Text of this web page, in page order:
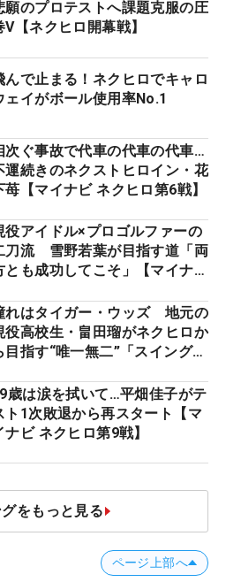
願のプロテストへ課題克服の圧
V【ネクヒロ開幕戦】
んで止まる！ネクヒロでキャロ
ェイがボール使用率No.1
次ぐ事故で代車の代車の代車…
運続きのネクストヒロイン・花
苺【マイナビ ネクヒロ第6戦】
役アイドル×プロゴルファーの
刀流 雪野若葉が目指す道「両
とも成功してこそ」【マイナビ
れはタイガー・ウッズ 地元の
役高校生・畠田瑠がネクヒロか
目指す“唯一無二”「スイングは
歳は涙を拭いて…平畑佳子がテ
ト1次敗退から再スタート【マ
ナビ ネクヒロ第9戦】
をもっと見る
ページ上部へ